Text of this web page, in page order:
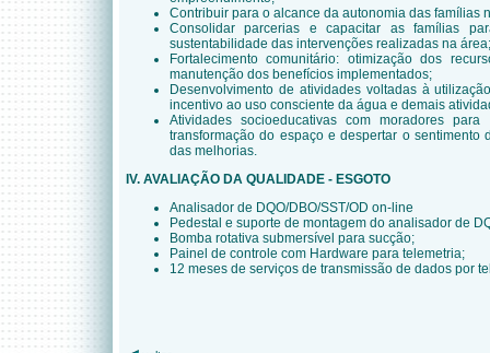
Contribuir para o alcance da autonomia das famílias
Consolidar parcerias e capacitar as famílias
sustentabilidade das intervenções realizadas na área;
Fortalecimento comunitário: otimização dos
manutenção dos benefícios implementados;
Desenvolvimento de atividades voltadas à
incentivo ao uso consciente da água e demais
Atividades socioeducativas com moradores
transformação do espaço e despertar o sentimento
das melhorias.
IV. AVALIAÇÃO DA QUALIDADE - ESGOTO
Analisador de DQO/DBO/SST/OD on-line
Pedestal e suporte de montagem do analisador de
Bomba rotativa submersível para sucção;
Painel de controle com Hardware para telemetria;
12 meses de serviços de transmissão de dados por